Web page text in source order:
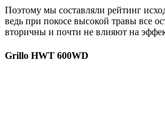
Поэтому мы составляли рейтинг
ведь при покосе высокой травы все
вторичны и почти не влияют на
Grillo HWT 600WD